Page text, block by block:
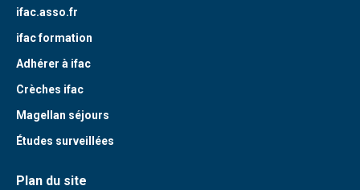
ifac.asso.fr
ifac formation
Adhérer à ifac
Crèches ifac
Magellan séjours
Études surveillées
Plan du site